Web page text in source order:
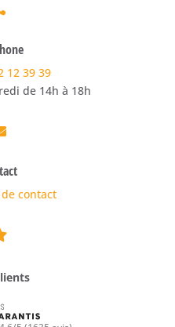
12 39 39
de 14h à 18h
contact